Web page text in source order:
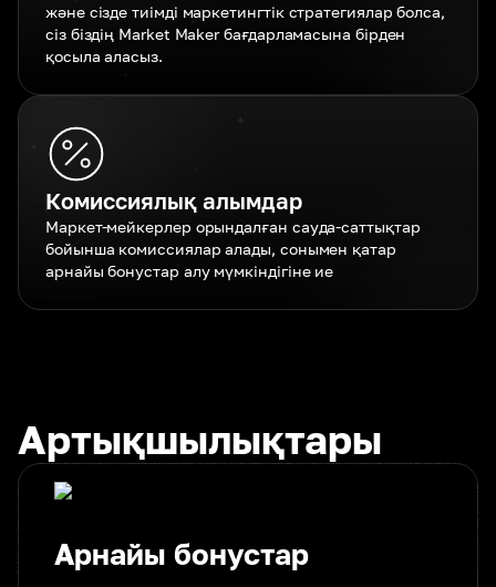
және сізде тиімді маркетингтік стратегиялар болса,
сіз біздің Market Maker бағдарламасына бірден
қосыла аласыз.
Комиссиялық алымдар
Маркет-мейкерлер орындалған сауда-саттықтар
бойынша комиссиялар алады, сонымен қатар
арнайы бонустар алу мүмкіндігіне ие
Артықшылықтары
Арнайы бонустар